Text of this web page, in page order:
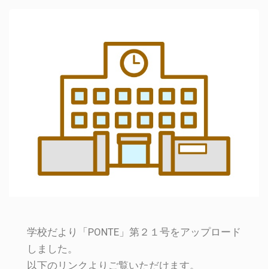
学校だより「PONTE」第２１号をアップロード
しました。
以下のリンクよりご覧いただけます。